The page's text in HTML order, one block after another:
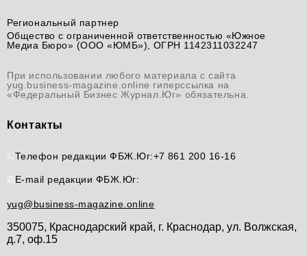
Региональный партнер
Общество с ограниченной ответственностью «Южное
Медиа Бюро» (ООО «ЮМБ»), ОГРН 1142311032247
При использовании любого материала с сайта
yug.business-magazine.online гиперссылка на
«Федеральный Бизнес Журнал.Юг» обязательна.
Контакты
Телефон редакции ФБЖ.Юг:+7 861 200 16-16
E-mail редакции ФБЖ.Юг:
yug@business-magazine.online
350075, Краснодарский край, г. Краснодар, ул. Волжская,
д.7, оф.15